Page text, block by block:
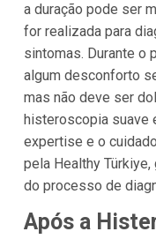
a duração pode ser
for realizada para
sintomas. Durante o
algum desconforto
mas não deve ser
histeroscopia suave
expertise e o
pela Healthy
do processo de
Após a